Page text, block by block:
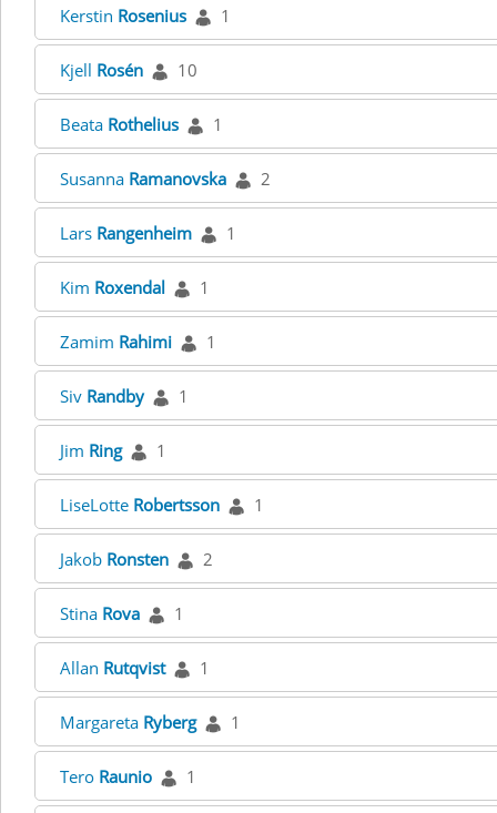
Kerstin Rosenius 1
Kjell Rosén 10
Beata Rothelius 1
Susanna Ramanovska 2
Lars Rangenheim 1
Kim Roxendal 1
Zamim Rahimi 1
Siv Randby 1
Jim Ring 1
LiseLotte Robertsson 1
Jakob Ronsten 2
Stina Rova 1
Allan Rutqvist 1
Margareta Ryberg 1
Tero Raunio 1